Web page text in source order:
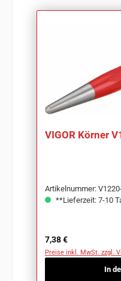
VIGOR Körner
Artikelnummer:
**Lieferzeit: 7-10
Regulärer Preis:
7,38 €
Preise inkl. MwSt. zzgl.
In